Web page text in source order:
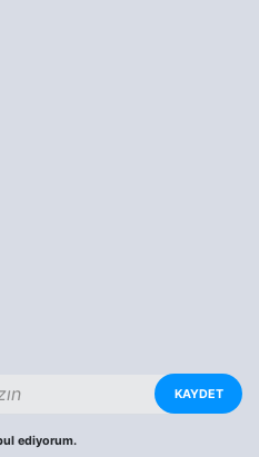
KAYDET
ediyorum.